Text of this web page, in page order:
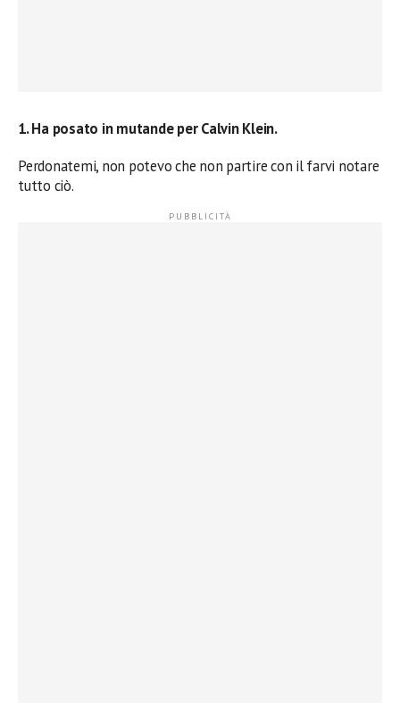
1. Ha posato in mutande per Calvin Klein.
Perdonatemi, non potevo che non partire con il farvi notare
tutto ciò.